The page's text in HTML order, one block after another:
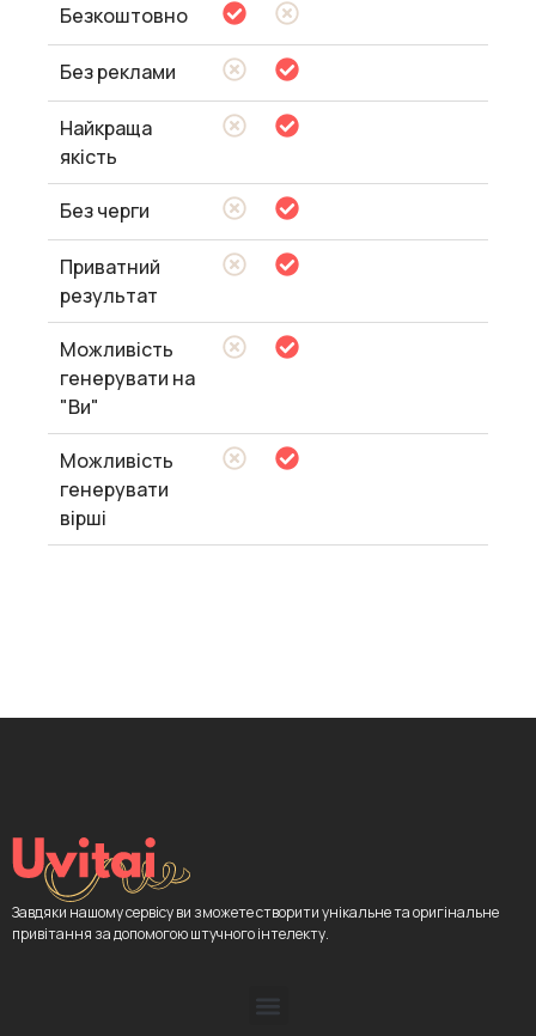
Безкоштовно
Без реклами
Найкраща
якість
Без черги
Приватний
результат
Можливість
генерувати на
"Ви"
Можливість
генерувати
вірші
Завдяки нашому сервісу ви зможете створити унікальне та оригінальне
привітання за допомогою штучного інтелекту.